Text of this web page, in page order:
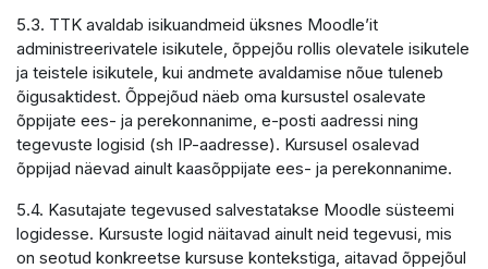
5.3. TTK avaldab isikuandmeid üksnes Moodle’it
administreerivatele isikutele, õppejõu rollis olevatele isikutele
ja teistele isikutele, kui andmete avaldamise nõue tuleneb
õigusaktidest. Õppejõud näeb oma kursustel osalevate
õppijate ees- ja perekonnanime, e-posti aadressi ning
tegevuste logisid (sh IP-aadresse). Kursusel osalevad
õppijad näevad ainult kaasõppijate ees- ja perekonnanime.
5.4. Kasutajate tegevused salvestatakse Moodle süsteemi
logidesse. Kursuste logid näitavad ainult neid tegevusi, mis
on seotud konkreetse kursuse kontekstiga, aitavad õppejõul